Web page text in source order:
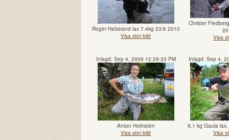
Roger Hafstrand lax 7.4kg 23/6 2010
Visa stor bild
Christer
Visa
Inlagd: Sep 4, 2009 12:29:33 PM
Anton Holmsten
Visa stor bild
Inlagd: Sep 4,
9,1 kg Gaula
Visa